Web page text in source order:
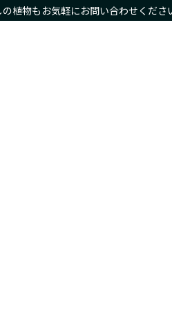
植物もお気軽にお問い合わせくださ